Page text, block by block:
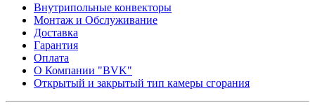
Внутрипольные конвекторы
Монтаж и Обслуживание
Доставка
Гарантия
Оплата
О Компании "BVK"
Открытый и закрытый тип камеры сгорания